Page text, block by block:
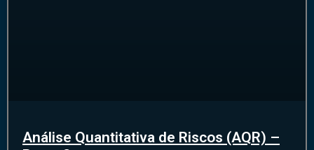
Análise Quantitativa de Riscos (AQR) –